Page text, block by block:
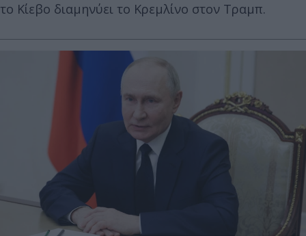
το Κίεβο διαμηνύει το Κρεμλίνο στον Τραμπ.